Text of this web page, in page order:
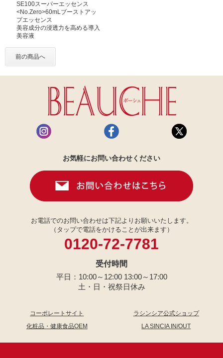
SE100スーパーエッセンス
<No.Zero>60mLブーストアッ
プエッセンス
美容成分の浸透力を高める導入
美容液
前の商品へ
お気軽にお問い合わせください
お電話でのお問い合わせは下記よりお願いいたします。
（タップで電話をかけることが出来ます）
0120-72-7781
受付時間
平日：10:00～12:00 13:00～17:00
土・日・祝祭日休み
コーポレートサイト
ラシンシア公式ショップ
化粧品・健康食品OEM
LA SINCIA IN/OUT